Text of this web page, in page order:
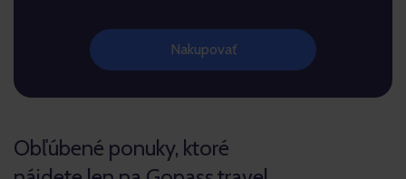
Nakupovať
Obľúbené ponuky, ktoré